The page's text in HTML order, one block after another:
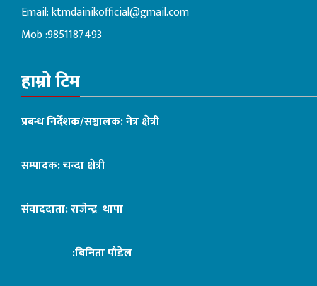
Email:ktmdainikofficial@gmail.com
Mob :9851187493
हाम्रो टिम
प्रबन्ध निर्देशक/सञ्चालक: नेत्र क्षेत्री
सम्पादक: चन्दा क्षेत्री
संवाददाता: राजेन्द्र थापा
:बिनिता पौडेल